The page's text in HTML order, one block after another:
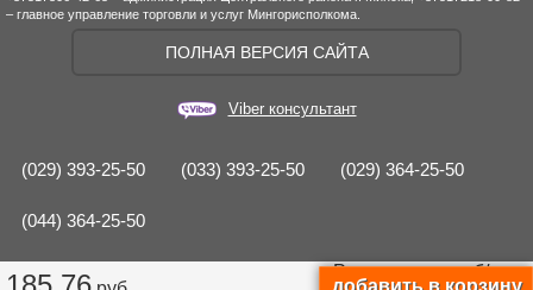
Рассрочка отруб/мес.
– главное управление торговли и услуг Мингорисполкома.
ПОЛНАЯ ВЕРСИЯ САЙТА
Viber консультант
(029) 393-25-50 (033) 393-25-50 (029) 364-25-50
(044) 364-25-50